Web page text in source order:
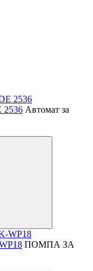
2536 Автомат за
ПОМПА ЗА